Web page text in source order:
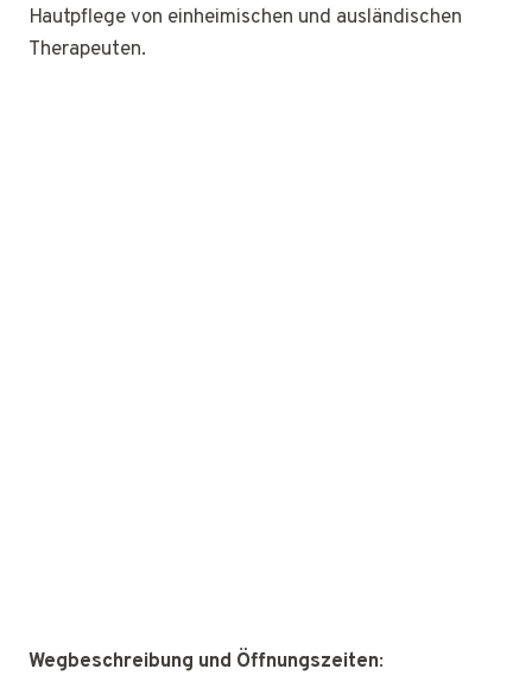
Hautpflege von einheimischen und ausländischen
Therapeuten.
Wegbeschreibung und Öffnungszeiten: